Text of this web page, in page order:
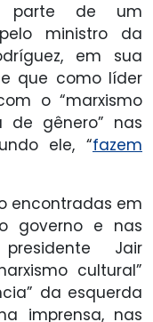
parte de um
ministro da
em sua
que como líder
o “marxismo
de gênero” nas
ele, “fazem
encontradas em
governo e nas
Jair
cultural”
da esquerda
imprensa, nas